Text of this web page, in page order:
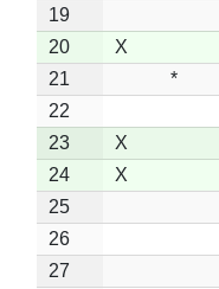
19
20
X
21
*
22
23
X
24
X
25
26
27